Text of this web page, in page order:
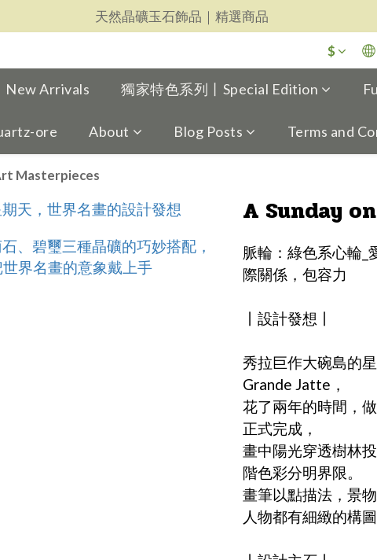
天然晶礦玉石飾品｜精選商品
天然晶礦玉石飾品｜精選商品
天然晶礦玉石飾品｜精選商品
$
New Arrivals 獨家特色系列丨Special Edition
ore About Blog Posts Terms and
Masterpieces
A Sunday
脈輪：綠色系心輪_
際關係，包容力
丨設計發想丨
秀拉巨作大碗島的
Grande Jatte，
花了兩年的時間，
正式完成，
畫中陽光穿透樹林
階色彩分明界限。
畫筆以點描法，景
人物都有細緻的構